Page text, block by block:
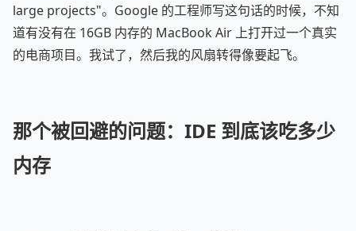
large projects"。Google 的工程师写这句话的时候，不知
道有没有在 16GB 内存的 MacBook Air 上打开过一个真实
的电商项目。我试了，然后我的风扇转得像要起飞。
那个被回避的问题：IDE 到底该吃多少
内存